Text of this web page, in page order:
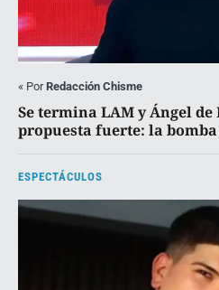
« PorRedacción Chisme
Se termina LAM y Ángel
propuesta fuerte: la
ESPECTÁCULOS